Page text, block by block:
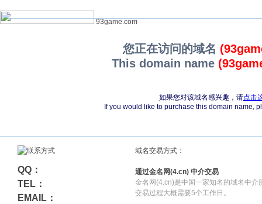
93game.com
您正在访问的域名
This domain name
如果您对该域名感兴趣，请点击
If you would like to purchase this domain name,
QQ：
TEL：
EMAIL：
域名交易方式：
通过金名网(4.cn) 中介交易
金名网(4.cn)是中国一家知名的域名中介
交易过程大概需要5个工作日。